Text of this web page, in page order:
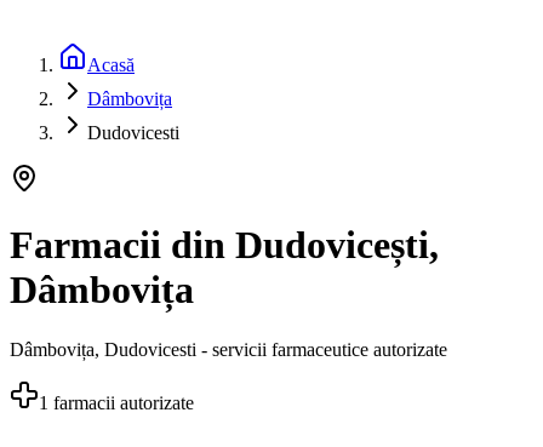
Acasă
Dâmbovița
Dudovicesti
Farmacii din Dudovicești,
Dâmbovița
Dâmbovița, Dudovicesti - servicii farmaceutice autorizate
1 farmacii autorizate